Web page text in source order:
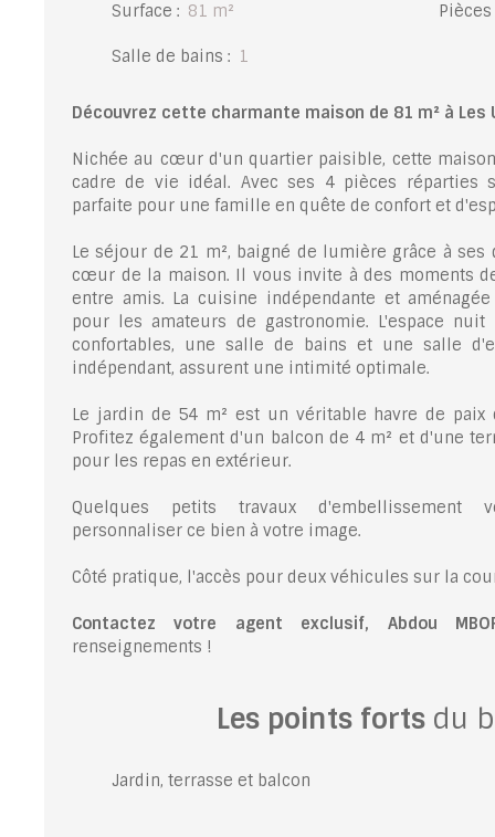
Surface : 81 m² Pièces
Salle de bains : 1
Découvrez cette charmante maison de 81 m² à Les
Nichée au cœur d'un quartier paisible, cette
cadre de vie idéal. Avec ses 4 pièces réparties
parfaite pour une famille en quête de confort et
Le séjour de 21 m², baigné de lumière grâce à
cœur de la maison. Il vous invite à des moments
entre amis. La cuisine indépendante et
pour les amateurs de gastronomie. L'espace nuit
confortables, une salle de bains et une salle
indépendant, assurent une intimité optimale.
Le jardin de 54 m² est un véritable havre de
Profitez également d'un balcon de 4 m² et d'une
pour les repas en extérieur.
Quelques petits travaux d'embellissement
personnaliser ce bien à votre image.
Côté pratique, l'accès pour deux véhicules sur la
Contactez votre agent exclusif, Abdou
renseignements !
Les points forts du
Jardin, terrasse et balcon